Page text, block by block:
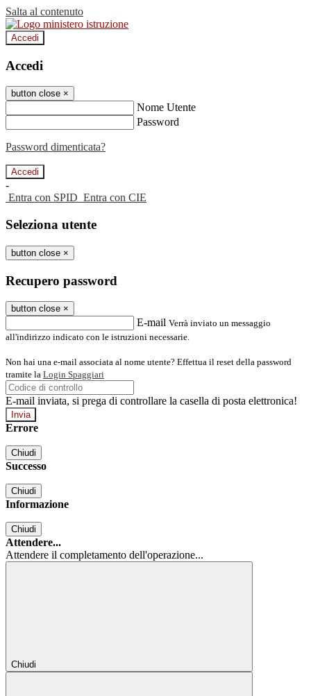
Salta al contenuto
Accedi
Accedi
button close ×
Nome Utente
Password
Password dimenticata?
-
Entra con SPID Entra con CIE
Seleziona utente
button close ×
Recupero password
button close ×
E-mail Verrà inviato un messaggio
all'indirizzo indicato con le istruzioni necessarie.
Non hai una e-mail associata al nome utente? Effettua il reset della password
tramite la Login Spaggiari
E-mail inviata, si prega di controllare la casella di posta elettronica!
Errore
Chiudi
Successo
Chiudi
Informazione
Chiudi
Attendere...
Attendere il completamento dell'operazione...
Chiudi